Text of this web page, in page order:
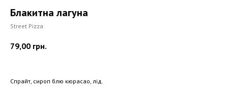
Блакитна лагуна
Street Pizza
79,00 грн.
Спрайт, сироп блю кюрасао, лід.